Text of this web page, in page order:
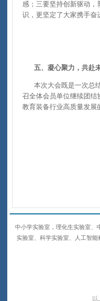
感；三要坚持创新驱动
识，更坚定了大家携手奋
五、凝心聚力，共赴
本次大会既是一次总结
召全体会员单位继续团结
教育装备行业高质量发展
中小学实验室，理化生实验室、
实验室、科学实验室、人工智